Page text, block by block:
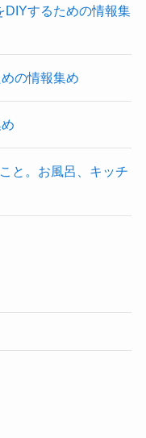
DIYするための情報集
の情報集め
と。お風呂、キッチ